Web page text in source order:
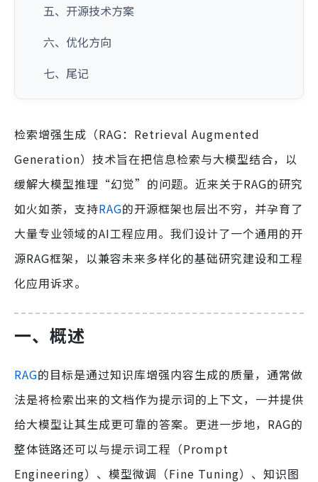
五、开源技术方案
六、优化方向
七、尾记
检索增强生成（RAG：Retrieval Augmented
Generation）技术旨在把信息检索与大模型结合，以
缓解大模型推理“幻觉”的问题。近来关于RAG的研究
如火如荼，支持RAG的开源框架也层出不穷，并孕育了
大量专业领域的AI工程应用。我们设计了一个通用的开
源RAG框架，以兼容未来多样化的基础研究建设和工程
化应用诉求。
一、概述
RAG的目标是通过知识库增强内容生成的质量，通常做
法是将检索出来的文档作为提示词的上下文，一并提供
给大模型让其生成更可靠的答案。更进一步地，RAG的
整体链路还可以与提示词工程（Prompt
Engineering）、模型微调（Fine Tuning）、知识图